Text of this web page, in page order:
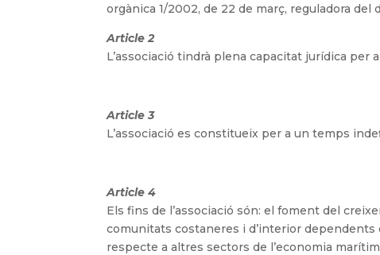
orgànica 1/2002, de 22 de març, reguladora del
Article 2
L’associació tindrà plena capacitat jurídica
Article 3
L’associació es constitueix per a un temps
Article 4
Els fins de l’associació són: el foment del
comunitats costaneres i d’interior dependents
respecte a altres sectors de l’economia